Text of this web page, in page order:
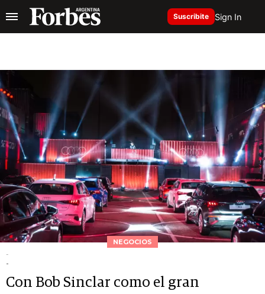
Suscribite Sign In
NEGOCIOS
-
-
Con Bob Sinclar como el gran